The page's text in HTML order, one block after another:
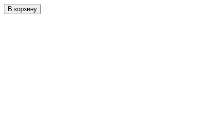
В корзину